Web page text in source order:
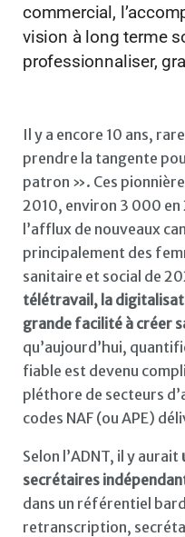
commercial,
vision à long terme
professionnaliser,
Il y a encore 10 ans,
prendre la tangente
patron ». Ces
2010, environ 3 000
l’afflux de nouveaux
principalement des
sanitaire et social de
télétravail, la
grande facilité à créer
qu’aujourd’hui,
fiable est devenu
pléthore de secteurs
codes NAF (ou APE)
Selon l’ADNT, il y aurait
secrétaires
dans un référentiel
retranscription,